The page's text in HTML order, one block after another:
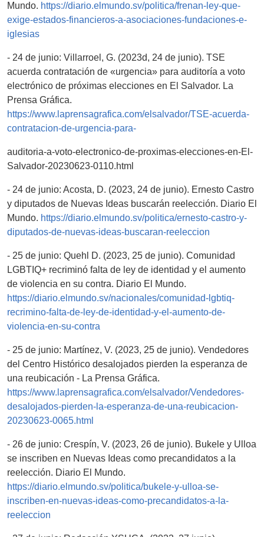
Mundo. https://diario.elmundo.sv/politica/frenan-ley-que-
exige-estados-financieros-a-asociaciones-fundaciones-e-
iglesias
- 24 de junio: Villarroel, G. (2023d, 24 de junio). TSE
acuerda contratación de «urgencia» para auditoría a voto
electrónico de próximas elecciones en El Salvador. La
Prensa Gráfica.
https://www.laprensagrafica.com/elsalvador/TSE-acuerda-
contratacion-de-urgencia-para-
auditoria-a-voto-electronico-de-proximas-elecciones-en-El-
Salvador-20230623-0110.html
- 24 de junio: Acosta, D. (2023, 24 de junio). Ernesto Castro
y diputados de Nuevas Ideas buscarán reelección. Diario El
Mundo. https://diario.elmundo.sv/politica/ernesto-castro-y-
diputados-de-nuevas-ideas-buscaran-reeleccion
- 25 de junio: Quehl D. (2023, 25 de junio). Comunidad
LGBTIQ+ recriminó falta de ley de identidad y el aumento
de violencia en su contra. Diario El Mundo.
https://diario.elmundo.sv/nacionales/comunidad-lgbtiq-
recrimino-falta-de-ley-de-identidad-y-el-aumento-de-
violencia-en-su-contra
- 25 de junio: Martínez, V. (2023, 25 de junio). Vendedores
del Centro Histórico desalojados pierden la esperanza de
una reubicación - La Prensa Gráfica.
https://www.laprensagrafica.com/elsalvador/Vendedores-
desalojados-pierden-la-esperanza-de-una-reubicacion-
20230623-0065.html
- 26 de junio: Crespín, V. (2023, 26 de junio). Bukele y Ulloa
se inscriben en Nuevas Ideas como precandidatos a la
reelección. Diario El Mundo.
https://diario.elmundo.sv/politica/bukele-y-ulloa-se-
inscriben-en-nuevas-ideas-como-precandidatos-a-la-
reeleccion